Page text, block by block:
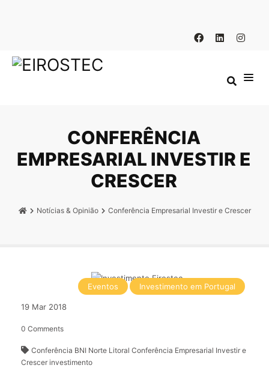
CONFERÊNCIA
EMPRESARIAL INVESTIR E
CRESCER
Notícias & Opinião Conferência Empresarial Investir e Crescer
Eventos Investimento em Portugal
19 Mar 2018
0 Comments
Conferência BNI Norte Litoral Conferência Empresarial Investir e
Crescer investimento